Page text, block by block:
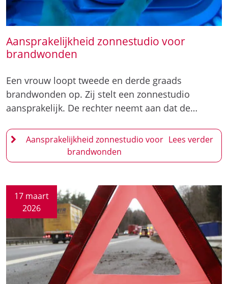
Aansprakelijkheid zonnestudio voor
brandwonden
Een vrouw loopt tweede en derde graads
brandwonden op. Zij stelt een zonnestudio
aansprakelijk. De rechter neemt aan dat de…
Aansprakelijkheid zonnestudio voor
brandwonden
17 maart
2026